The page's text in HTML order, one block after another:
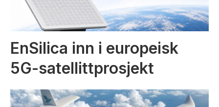
EnSilica inn i europeisk
5G-satellittprosjekt